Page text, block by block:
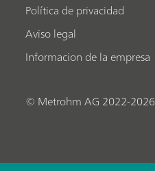
Política de privacidad
Aviso legal
Informacion de la empresa
© Metrohm AG 2022-2026